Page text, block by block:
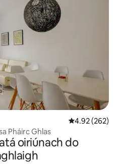
Meánrátáil
4.92 (262)
Pháirc Ghlas
oiriúnach do